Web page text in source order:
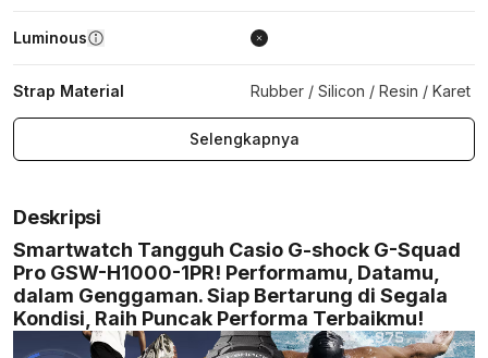
Luminous
Strap Material Rubber / Silicon / Resin / Karet
Selengkapnya
Deskripsi
Smartwatch Tangguh Casio G-shock G-Squad
Pro GSW-H1000-1PR! Performamu, Datamu,
dalam Genggaman. Siap Bertarung di Segala
Kondisi, Raih Puncak Performa Terbaikmu!